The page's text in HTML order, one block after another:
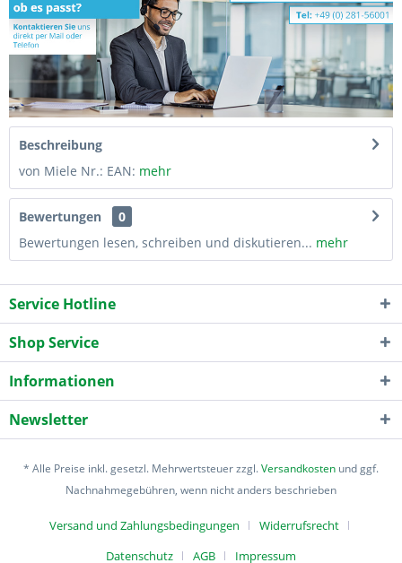
Beschreibung
von Miele Nr.: EAN: mehr
Bewertungen
0
Bewertungen lesen, schreiben und diskutieren... mehr
Service Hotline
Shop Service
Informationen
Newsletter
* Alle Preise inkl. gesetzl. Mehrwertsteuer zzgl.Versandkosten und ggf.
Nachnahmegebühren, wenn nicht anders beschrieben
Versand und Zahlungsbedingungen
Widerrufsrecht
Datenschutz
AGB Impressum